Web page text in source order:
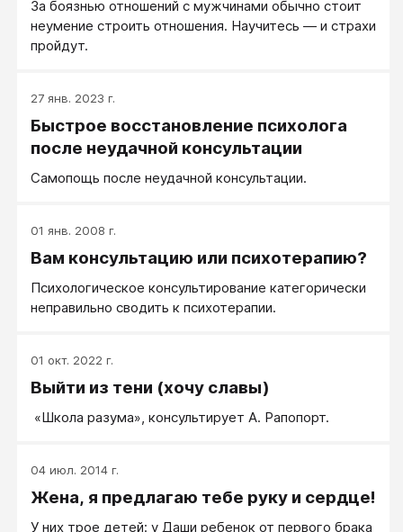
За боязнью отношений с мужчинами обычно стоит
неумение строить отношения. Научитесь — и страхи
пройдут.
27 янв. 2023 г.
Быстрое восстановление психолога
после неудачной консультации
Самопощь после неудачной консультации.
01 янв. 2008 г.
Вам консультацию или психотерапию?
Психологическое консультирование категорически
неправильно сводить к психотерапии.
01 окт. 2022 г.
Выйти из тени (хочу славы)
«Школа разума», консультирует А. Рапопорт.
04 июл. 2014 г.
Жена, я предлагаю тебе руку и сердце!
У них трое детей: у Даши ребенок от первого брака